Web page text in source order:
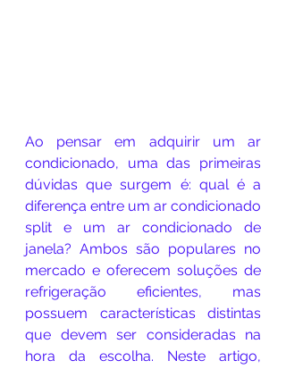
Ao pensar em adquirir um ar
condicionado, uma das primeiras
dúvidas que surgem é: qual é a
diferença entre um ar condicionado
split e um ar condicionado de
janela? Ambos são populares no
mercado e oferecem soluções de
refrigeração eficientes, mas
possuem características distintas
que devem ser consideradas na
hora da escolha. Neste artigo,